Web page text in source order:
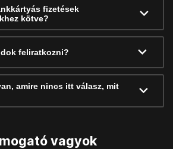
fizetések
kötve?
feliratkozni?
amire nincs itt válasz, mit
vagyok